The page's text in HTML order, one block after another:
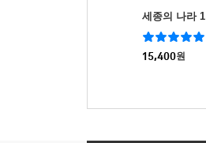
세종의 나라 1
15,400원